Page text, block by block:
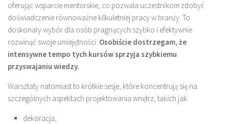
oferując wsparcie mentorskie, co pozwala uczestnikom zdobyć
doświadczenie równoważne kilkuletniej pracy w branży. To
doskonały wybór dla osób pragnących szybko i efektywnie
rozwinąć swoje umiejętności. Osobiście dostrzegam, że
intensywne tempo tych kursów sprzyja szybkiemu
przyswajaniu wiedzy.
Warsztaty natomiast to krótkie sesje, które koncentrują się na
szczególnych aspektach projektowania wnętrz, takich jak:
dekoracja,